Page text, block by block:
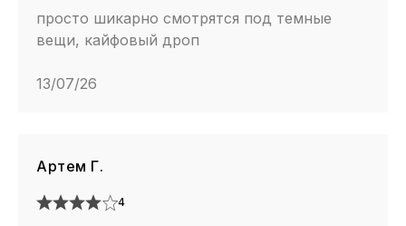
просто шикарно смотрятся под темные
вещи, кайфовый дроп
13/07/26
Артем Г.
4